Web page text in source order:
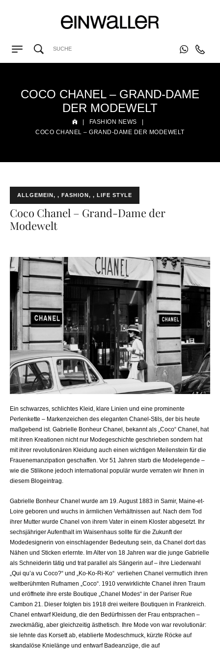
COCO CHANEL – GRAND-DAME
DER MODEWELT
| FASHION NEWS
|
COCO CHANEL – GRAND-DAME DER MODEWELT
ALLGEMEIN , FASHION , LIFE STYLE
Coco Chanel – Grand-Dame der
Modewelt
Ein schwarzes, schlichtes Kleid, klare Linien und eine prominente
Perlenkette – Markenzeichen des eleganten Chanel-Stils, der bis heute
maßgebend ist. Gabrielle Bonheur Chanel, bekannt als „Coco“ Chanel, hat
mit ihren Kreationen nicht nur Modegeschichte geschrieben sondern hat
mit ihrer revolutionären Kleidung auch einen wichtigen Meilenstein für die
Frauenemanzipation geschaffen. Vor 51 Jahren starb die Modelegende –
wie die Stilikone jedoch international populär wurde verraten wir Ihnen in
diesem Blogeintrag.
Gabrielle Bonheur Chanel wurde am 19. August 1883 in Samir, Maine-et-
Loire geboren und wuchs in ärmlichen Verhältnissen auf. Nach dem Tod
ihrer Mutter wurde Chanel von ihrem Vater in einem Kloster abgesetzt. Ihr
sechsjähriger Aufenthalt im Waisenhaus sollte für die Zukunft der
Modedesignerin von einschlagender Bedeutung sein, da Chanel dort das
Nähen und Sticken erlernte. Im Alter von 18 Jahren war die junge Gabrielle
als Schneiderin tätig und trat parallel als Sängerin auf – ihre Liederwahl
„Qui qu’a vu Coco?“ und „Ko-Ko-Ri-Ko“ verliehen Chanel vermutlich ihren
weltberühmten Rufnamen „Coco“. 1910 verwirklichte Chanel ihren Traum
und eröffnete ihre erste Boutique „Chanel Modes“ in der Pariser Rue
Cambon 21. Dieser folgten bis 1918 drei weitere Boutiquen in Frankreich.
Chanel entwarf Kleidung, die den Bedürfnissen der Frau entsprachen –
zweckmäßig, aber gleichzeitig ästhetisch. Ihre Mode von war revolutionär:
sie lehnte das Korsett ab, etablierte Modeschmuck, kürzte Röcke auf
skandalöse Knielänge und entwarf Badeanzüge, die auf